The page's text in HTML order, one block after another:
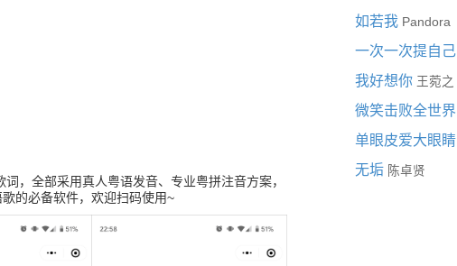
，全部采用真人粤语发音、专业粤拼注音方案，
的必备软件，欢迎扫码使用~
如若我 Pandora
一次一次提自己
我好想你 王菀之
微笑击败全世界
单眼皮爱大眼睛
无垢 陈卓贤